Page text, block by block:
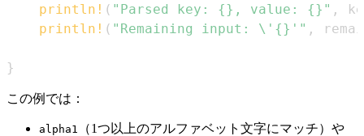
println! ( "Parsed key: {}, value: {}" ,
println! ( "Remaining input: \'{}'" ,
}
この例では：
alpha1 （1つ以上のアルファベット文字にマッチ）や